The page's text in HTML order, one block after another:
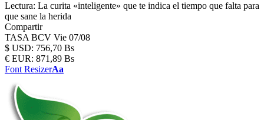
Lectura: La curita «inteligente» que te indica el tiempo que falta para
que sane la herida
Compartir
TASA BCV Vie 07/08
$ USD: 756,70 Bs
€ EUR: 871,89 Bs
Font ResizerAa